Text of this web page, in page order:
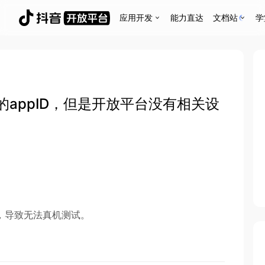
应用开发 能力直达 文档站
appID，但是开放平台没有相关设
致无法真机测试。